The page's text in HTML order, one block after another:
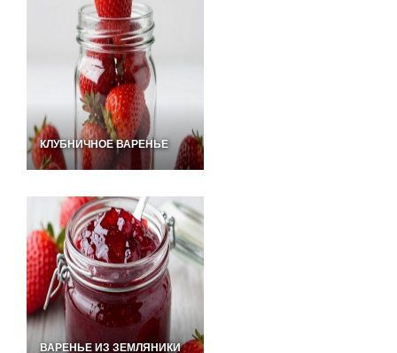
КЛУБНИЧНОЕ ВАРЕНЬЕ
ВАРЕНЬЕ ИЗ ЗЕМЛЯНИКИ